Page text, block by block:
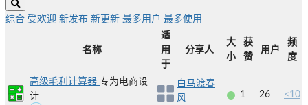
综合 受欢迎 新发布 新更新 最多用户 最多使用
名称
适
用
于
分享人
大
小
获
赞
用户
频
度
高级毛利计算器 专为电商设
计
白马渡春
风
1 26 <10